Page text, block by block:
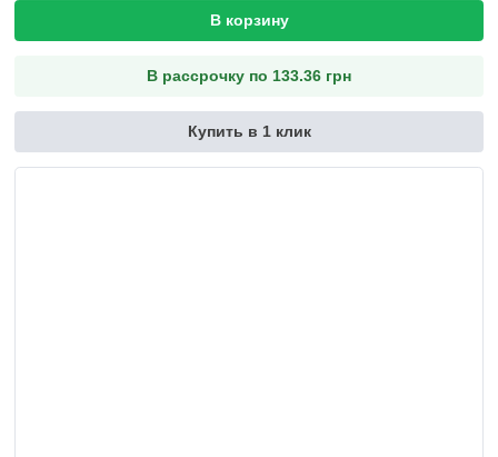
В корзину
В рассрочку по 133.36 грн
Купить в 1 клик